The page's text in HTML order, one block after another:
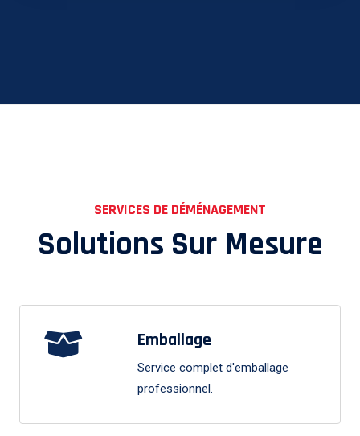
SERVICES DE DÉMÉNAGEMENT
Solutions Sur Mesure
Emballage
Service complet d'emballage
professionnel.